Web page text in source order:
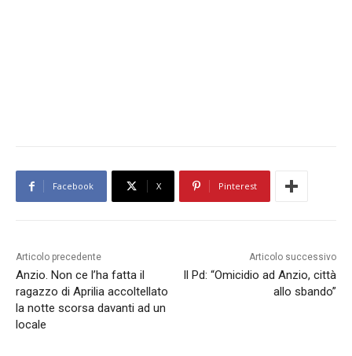
Facebook X Pinterest
Articolo precedente
Anzio. Non ce l’ha fatta il
ragazzo di Aprilia accoltellato
la notte scorsa davanti ad un
locale
Articolo successivo
Il Pd: “Omicidio ad Anzio, città
allo sbando”